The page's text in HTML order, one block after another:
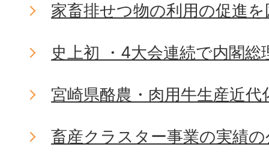
家畜排せつ物の利用の促進
史上初 ・4大会連続で内閣総
宮崎県酪農・肉用牛生産近
畜産クラスター事業の実績